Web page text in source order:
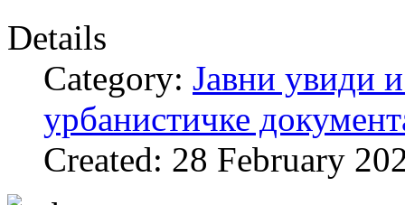
Details
Category: Јавни увиди
урбанистичке
Created: 28 February